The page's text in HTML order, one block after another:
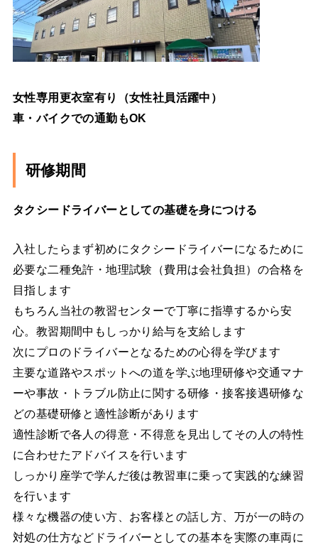
女性専用更衣室有り（女性社員活躍中）
車・バイクでの通勤もOK
研修期間
タクシードライバーとしての基礎を身につける
入社したらまず初めにタクシードライバーになるために
必要な二種免許・地理試験（費用は会社負担）の合格を
目指します
もちろん当社の教習センターで丁寧に指導するから安
心。教習期間中もしっかり給与を支給します
次にプロのドライバーとなるための心得を学びます
主要な道路やスポットへの道を学ぶ地理研修や交通マナ
ーや事故・トラブル防止に関する研修・接客接遇研修な
どの基礎研修と適性診断があります
適性診断で各人の得意・不得意を見出してその人の特性
に合わせたアドバイスを行います
しっかり座学で学んだ後は教習車に乗って実践的な練習
を行います
様々な機器の使い方、お客様との話し方、万が一の時の
対処の仕方などドライバーとしての基本を実際の車両に